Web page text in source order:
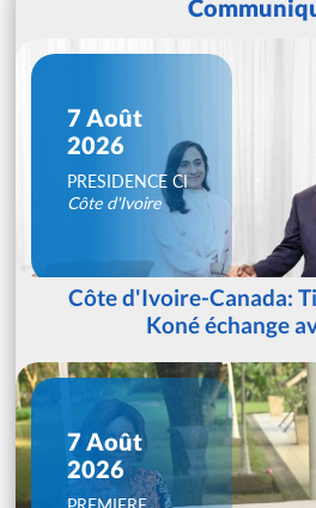
7 Août
2026
PRESIDENCE CI
Côte d'Ivoire
Côte d'Ivoire-Canada:
Koné échange
7 Août
2026